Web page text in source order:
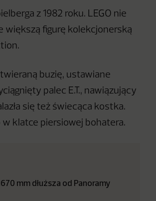
z 1982 roku. LEGO nie
większą figurę kolekcjonerską
buzię, ustawiane
palec E.T., nawiązujący
się też świecąca kostka.
w klatce piersiowej bohatera.
mm dłuższa od Panoramy